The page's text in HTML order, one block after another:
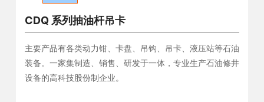
CDQ 系列抽油杆吊卡
主要产品有各类动力钳、卡盘、吊钩、吊卡、液压站等石油
装备。一家集制造、销售、研发于一体，专业生产石油修井
设备的高科技股份制企业。